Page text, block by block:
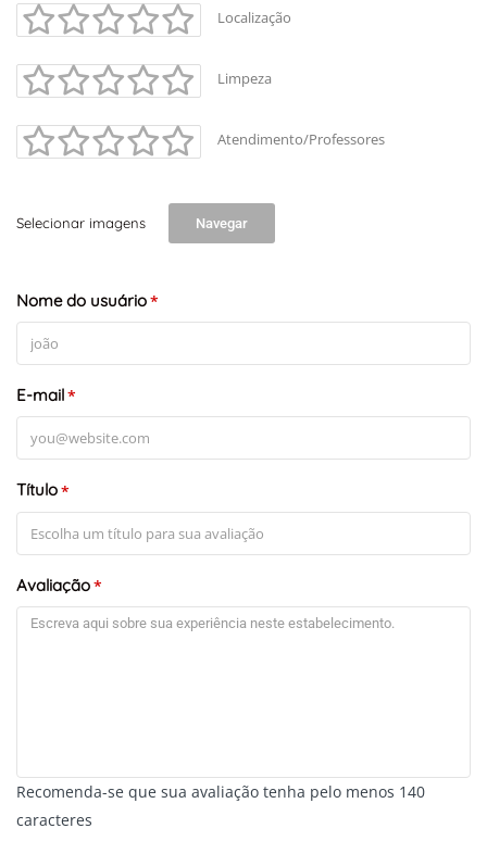
Localização
Limpeza
Atendimento/Professores
Selecionar imagens Navegar
Nome do usuário*
E-mail*
Título*
Avaliação*
Recomenda-se que sua avaliação tenha pelo menos 140
caracteres